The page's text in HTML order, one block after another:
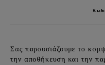
Σας παρουσιάζουμε το
την αποθήκευση και την